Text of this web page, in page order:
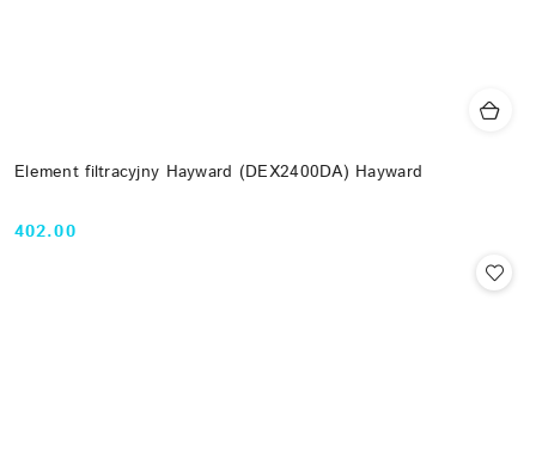
Element filtracyjny Hayward (DEX2400DA) Hayward
Cena:
402.00